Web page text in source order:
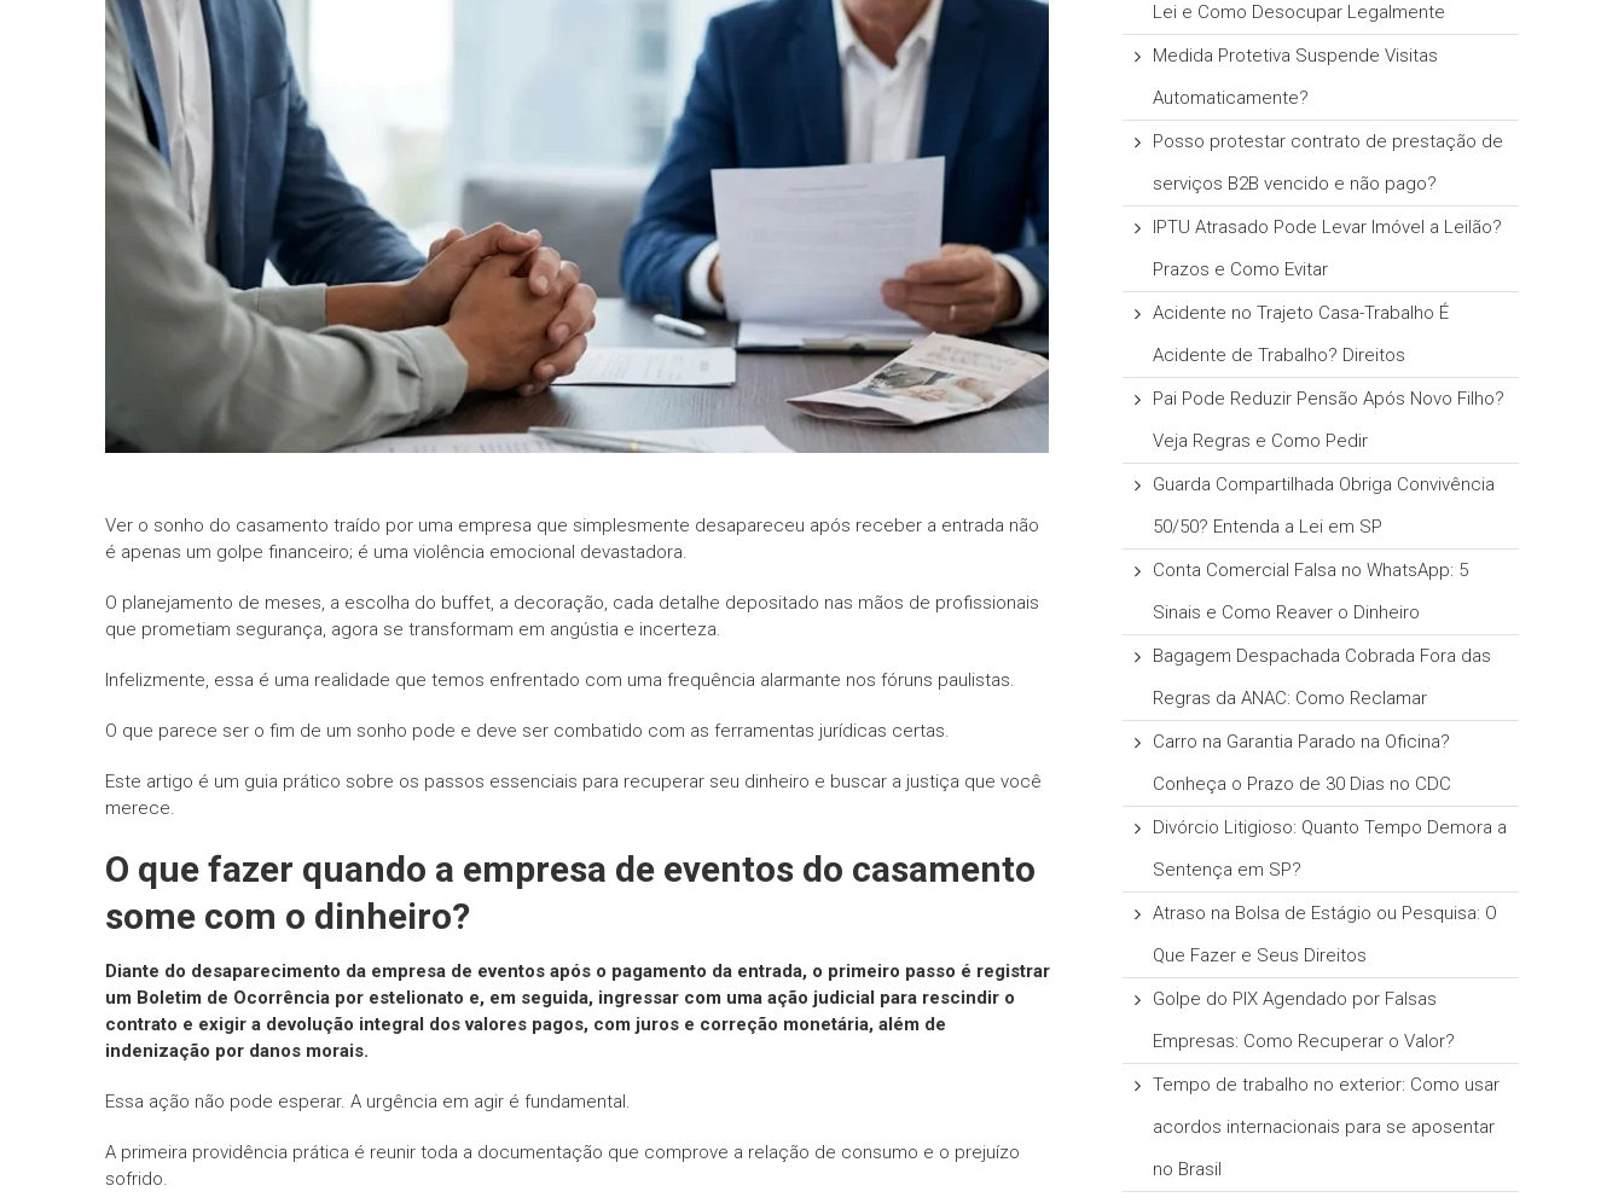
informe-nos
a sua
necessidade.
Ver o sonho do casamento traído por uma empresa que simplesmente desapareceu após receber a entrada não
é apenas um golpe financeiro; é uma violência emocional devastadora.
O planejamento de meses, a escolha do buffet, a decoração, cada detalhe depositado nas mãos de profissionais
que prometiam segurança, agora se transformam em angústia e incerteza.
Infelizmente, essa é uma realidade que temos enfrentado com uma frequência alarmante nos fóruns paulistas.
O que parece ser o fim de um sonho pode e deve ser combatido com as ferramentas jurídicas certas.
Este artigo é um guia prático sobre os passos essenciais para recuperar seu dinheiro e buscar a justiça que você
merece.
O que fazer quando a empresa de eventos do casamento
some com o dinheiro?
Diante do desaparecimento da empresa de eventos após o pagamento da entrada, o primeiro passo é registrar
um Boletim de Ocorrência por estelionato e, em seguida, ingressar com uma ação judicial para rescindir o
contrato e exigir a devolução integral dos valores pagos, com juros e correção monetária, além de
indenização por danos morais.
Essa ação não pode esperar. A urgência em agir é fundamental.
A primeira providência prática é reunir toda a documentação que comprove a relação de consumo e o prejuízo
sofrido.
Lei e Como Desocupar Legalmente
Medida Protetiva Suspende Visitas
Automaticamente?
Posso protestar contrato de prestação de
serviços B2B vencido e não pago?
IPTU Atrasado Pode Levar Imóvel a Leilão?
Prazos e Como Evitar
Acidente no Trajeto Casa-Trabalho É
Acidente de Trabalho? Direitos
Pai Pode Reduzir Pensão Após Novo Filho?
Veja Regras e Como Pedir
Guarda Compartilhada Obriga Convivência
50/50? Entenda a Lei em SP
Conta Comercial Falsa no WhatsApp: 5
Sinais e Como Reaver o Dinheiro
Bagagem Despachada Cobrada Fora das
Regras da ANAC: Como Reclamar
Carro na Garantia Parado na Oficina?
Conheça o Prazo de 30 Dias no CDC
Divórcio Litigioso: Quanto Tempo Demora a
Sentença em SP?
Atraso na Bolsa de Estágio ou Pesquisa: O
Que Fazer e Seus Direitos
Golpe do PIX Agendado por Falsas
Empresas: Como Recuperar o Valor?
Tempo de trabalho no exterior: Como usar
acordos internacionais para se aposentar
no Brasil